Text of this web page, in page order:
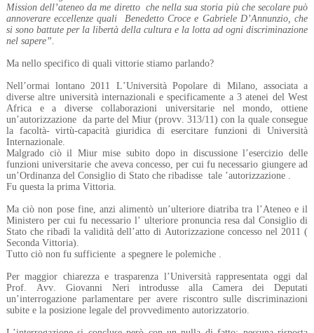
Mission dell’ateneo da me diretto che nella sua storia più che secolare può
annoverare eccellenze quali
Benedetto Croce e Gabriele D’Annunzio, che
si sono battute per la libertà della cultura e la lotta ad ogni discriminazione
nel sapere”.
Ma nello specifico di quali vittorie stiamo parlando?
Nell’ormai lontano 2011 L’Università Popolare di Milano, associata a
diverse altre università internazionali e specificamente a 3 atenei del West
Africa e a diverse collaborazioni universitarie nel mondo, ottiene
un’autorizzazione
da parte del Miur (provv. 313/11) con la quale consegue
la facoltà- virtù-capacità giuridica di esercitare funzioni di Università
Internazionale.
Malgrado ciò il Miur mise subito dopo in discussione l’esercizio delle
funzioni universitarie che aveva concesso, per cui fu necessario giungere ad
un’Ordinanza del Consiglio di Stato che ribadisse tale ’autorizzazione .
Fu questa la prima Vittoria.
Ma ciò non pose fine, anzi alimentò un’ulteriore diatriba tra l’Ateneo e il
Ministero per cui fu necessario l’ ulteriore pronuncia resa dal Consiglio di
Stato che ribadì la validità dell’atto di Autorizzazione concesso nel 2011 (
Seconda Vittoria).
Tutto ciò non fu sufficiente a spegnere le polemiche .
Per maggior chiarezza e trasparenza l’Università rappresentata oggi dal
Prof. Avv. Giovanni Neri introdusse alla Camera dei Deputati
un’interrogazione parlamentare per avere riscontro sulle discriminazioni
subite e la posizione legale del provvedimento autorizzatorio.